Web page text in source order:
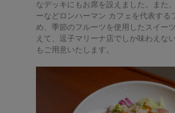
なデッキにもお席を設えました。また
ーなどロンハーマン カフェを代表する
め、季節のフルーツを使用したスイー
えて、逗子マリーナ店でしか味わえな
もご用意いたします。